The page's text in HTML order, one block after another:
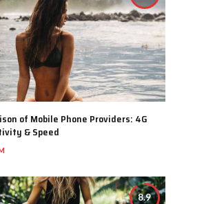
of Mobile Phone Providers: 4G
& Speed
8.9